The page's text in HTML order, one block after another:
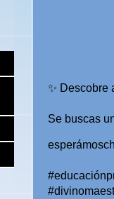
✨ Descobre
Se buscas